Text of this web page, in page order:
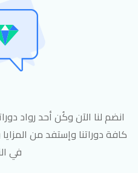
انضم لنا الآن وكُن أحد رواد
في